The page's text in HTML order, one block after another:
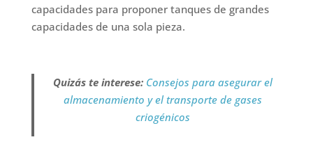
capacidades para proponer tanques de grandes
capacidades de una sola pieza.
Quizás te interese: Consejos para asegurar el
almacenamiento y el transporte de gases
criogénicos